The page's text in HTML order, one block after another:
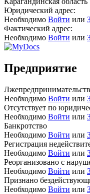
Юридический адрес:
Необходимо Войти или
Фактический адрес:
Необходимо Войти или
Предприятие
Необходимо Войти или
Отсутствует по
Необходимо Войти или
Банкротство
Необходимо Войти или
Регистрация
Необходимо Войти или
Реорганизовано с
Необходимо Войти или
Признано
Необходимо Войти или